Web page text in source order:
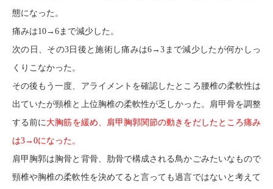
態になった。
痛みは10→6まで減少した。
次の日、その3日後と施術し痛みは6→3まで減少したが何かしっ
くりこなかった。
その後もう一度、アライメントを確認したところ腰椎の柔軟性は
出ていたが頸椎と上位胸椎の柔軟性が乏しかった。肩甲骨を調整
する前に大胸筋を緩め、肩甲胸郭関節の動きをだしたところ痛み
は3→0になった。
肩甲胸郭は胸骨と背骨、肋骨で構成される鳥かごみたいなもので
頸椎や胸椎の柔軟性を決めてると言っても過言ではないと考えて